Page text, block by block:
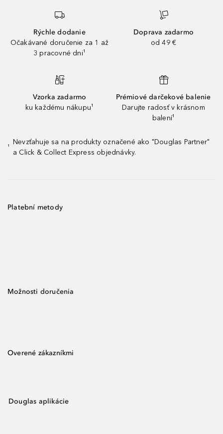
Rýchle dodanie
Očakávané doručenie za 1 až
3 pracovné dni¹
Doprava zadarmo
od 49 €
Vzorka zadarmo
ku každému nákupu¹
Prémiové darčekové balenie
Darujte radosť v krásnom
balení¹
¹
Nevzťahuje sa na produkty označené ako "Douglas Partner"
a Click & Collect Express objednávky.
Platební metody
Možnosti doručenia
Overené zákazníkmi
Douglas aplikácie